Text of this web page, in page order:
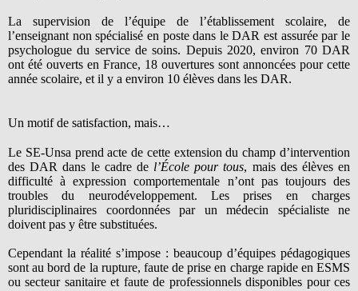
La supervision de l’équipe de l’établissement scolaire, de
l’enseignant non spécialisé en poste dans le DAR est assurée par le
psychologue du service de soins. Depuis 2020, environ 70 DAR
ont été ouverts en France, 18 ouvertures sont annoncées pour cette
année scolaire, et il y a environ 10 élèves dans les DAR.
Un motif de satisfaction, mais…
Le SE-Unsa prend acte de cette extension du champ d’intervention
des DAR dans le cadre de l’École pour tous, mais des élèves en
difficulté à expression comportementale n’ont pas toujours des
troubles du neurodéveloppement. Les prises en charges
pluridisciplinaires coordonnées par un médecin spécialiste ne
doivent pas y être substituées.
Cependant la réalité s’impose : beaucoup d’équipes pédagogiques
sont au bord de la rupture, faute de prise en charge rapide en ESMS
ou secteur sanitaire et faute de professionnels disponibles pour ces